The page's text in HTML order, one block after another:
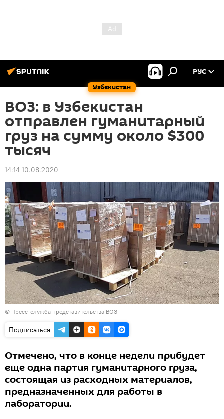
Узбекистан
РУС
ВОЗ: в Узбекистан
отправлен гуманитарный
груз на сумму около $300
тысяч
14:14 10.08.2020
© Пресс-служба представительства ВОЗ
Подписаться
Отмечено, что в конце недели прибудет
еще одна партия гуманитарного груза,
состоящая из расходных материалов,
предназначенных для работы в
лаборатории.